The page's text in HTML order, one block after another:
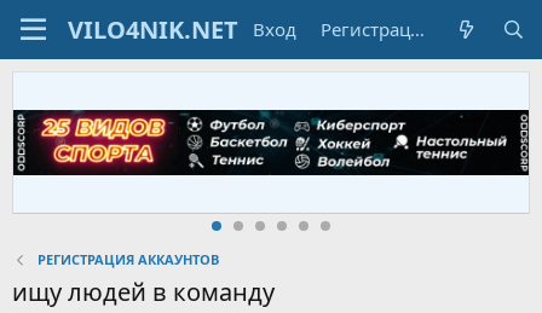
Вход Регистрация
РЕГИСТРАЦИЯ АККАУНТОВ
ищу людей в команду